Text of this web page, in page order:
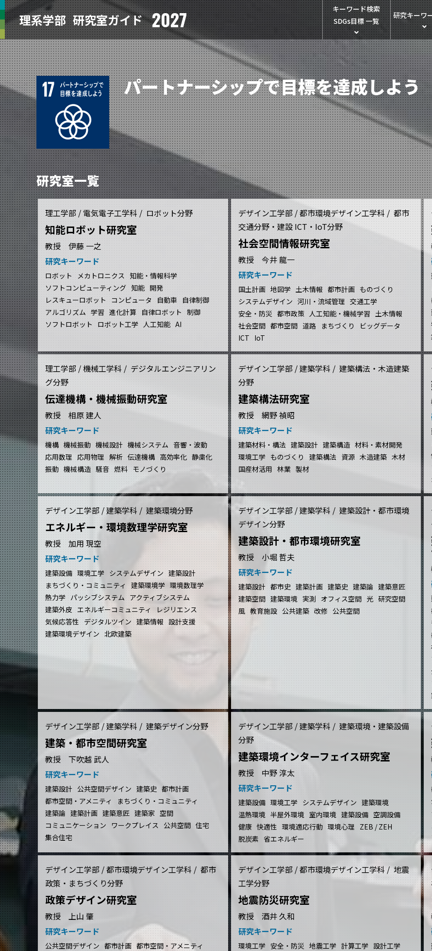
理系学部 研究室ガイド 2027
キーワード検索
SDGs目標 一覧
研究キーワ
パートナーシップで目標を達成しよう
研究室一覧
理工学部 / 電気電子工学科 / ロボット分野
知能ロボット研究室
教授 伊藤 一之
研究キーワード
ロボット メカトロニクス 知能・情報科学
ソフトコンピューティング 知能 開発
レスキューロボット
コンピュータ 自動車 自律制御
アルゴリズム 学習 進化計算 自律ロボット 制御
ソフトロボット
ロボット工学 人工知能 AI
デザイン工学部 / 都市環境デザイン工学科 / 都市
交通分野・建設 ICT・IoT分野
社会空間情報研究室
教授 今井 龍一
研究キーワード
国土計画 地図学 土木情報 都市計画 ものづくり
システムデザイン 河川・流域管理 交通工学
安全・防災 都市政策 人工知能・機械学習 土木情報
社会空間 都市空間 道路 まちづくり
ビッグデータ
ICT IoT
理工学部 / 機械工学科 / デジタルエンジニアリン
グ分野
伝達機構・機械振動研究室
教授 相原 建人
研究キーワード
機構 機械振動 機械設計 機械システム 音響・波動
応用数理 応用物理 解析 伝達機構 高効率化 静粛化
振動 機械構造 騒音 燃料 モノづくり
デザイン工学部 / 建築学科 / 建築構法・木造建築
分野
建築構法研究室
教授 網野 禎昭
研究キーワード
建築材料・構法 建築設計 建築構造 材料・素材開発
環境工学 ものづくり 建築構法 資源 木造建築 木材
国産材活用 林業 製材
デザイン工学部 / 建築学科 / 建築環境分野
エネルギー・環境数理学研究室
教授 加用 現空
研究キーワード
建築設備 環境工学 システムデザイン 建築設計
まちづくり・コミュニティ
建築環境学 環境数理学
熱力学 パッシブシステム アクティブシステム
建築外皮 エネルギーコミュニティ
レジリエンス
気候応答性 デジタルツイン 建築情報 設計支援
建築環境デザイン 北欧建築
デザイン工学部 / 建築学科 / 建築設計・都市環境
デザイン分野
建築設計・都市環境研究室
教授 小堀 哲夫
研究キーワード
建築設計 都市史 建築計画 建築史 建築論 建築意匠
建築空間 建築環境 実測 オフィス空間 光 研究空間
風 教育施設 公共建築 改修 公共空間
デザイン工学部 / 建築学科 / 建築デザイン分野
建築・都市空間研究室
教授 下吹越 武人
研究キーワード
建築設計 公共空間デザイン 建築史 都市計画
都市空間・アメニティ
まちづくり・コミュニティ
建築論 建築計画 建築意匠 建築家 空間
コミュニケーション
ワークプレイス 公共空間 住宅
集合住宅
デザイン工学部 / 建築学科 / 建築環境・建築設備
分野
建築環境インターフェイス研究室
教授 中野 淳太
研究キーワード
建築設備 環境工学 システムデザイン 建築環境
温熱環境 半屋外環境 室内環境 建築設備 空調設備
健康 快適性 環境適応行動 環境心理 ZEB / ZEH
脱炭素 省エネルギー
デザイン工学部 / 都市環境デザイン工学科 / 都市
政策・まちづくり分野
政策デザイン研究室
教授 上山 肇
研究キーワード
公共空間デザイン 都市計画 都市空間・アメニティ
デザイン工学部 / 都市環境デザイン工学科 / 地震
工学分野
地震防災研究室
教授 酒井 久和
研究キーワード
環境工学 安全・防災 地震工学 計算工学 設計工学